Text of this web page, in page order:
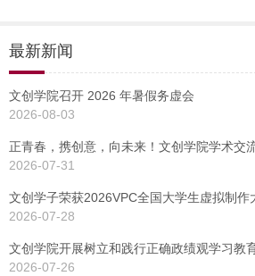
最新新闻
文创学院召开 2026 年暑假务虚会
2026-08-03
正青春，携创意，向未来！文创学院学术交
2026-07-31
文创学子荣获2026VPC全国大学生虚拟制作
2026-07-28
文创学院开展树立和践行正确政绩观学习教
2026-07-26